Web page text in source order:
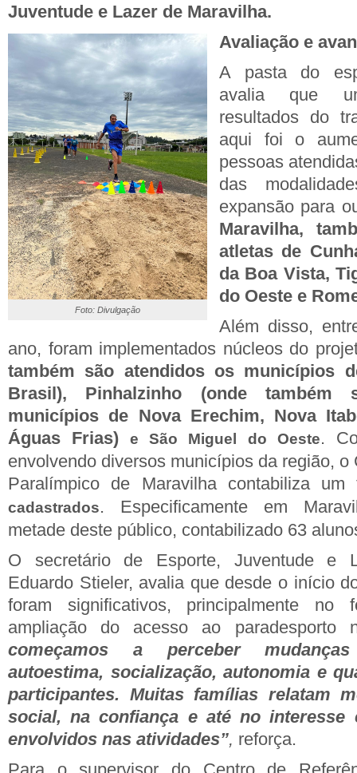
Juventude e Lazer de Maravilha.
Foto: Divulgação
Avaliação e
A pasta do
avalia que
resultados do
aqui foi o
pessoas
das
expansão para
Maravilha,
atletas de
da Boa Vista,
do Oeste e
Além disso,
ano, foram implementados núcleos do
também são atendidos os municípios
Brasil), Pinhalzinho (onde também
municípios de Nova Erechim, Nova
Águas Frias) e São Miguel do Oeste.
envolvendo diversos municípios da região, o
Paralímpico de Maravilha contabiliza
cadastrados. Especificamente em
metade deste público, contabilizado 63
O secretário de Esporte, Juventude e
Eduardo Stieler, avalia que desde o início
foram significativos, principalmente no
ampliação do acesso ao
começamos a perceber
autoestima, socialização, autonomia e
participantes. Muitas famílias relatam
social, na confiança e até no interesse
envolvidos nas atividades”, reforça.